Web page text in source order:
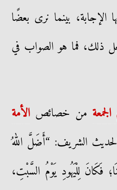
بينما نرى بعضًا
ذلك، فما هو الصواب في
من خصائص الأمة
الشريف: “أَضَلَّ اللهُ
فَكَانَ لِلْيَهُودِ يَوْمُ السَّبْتِ،